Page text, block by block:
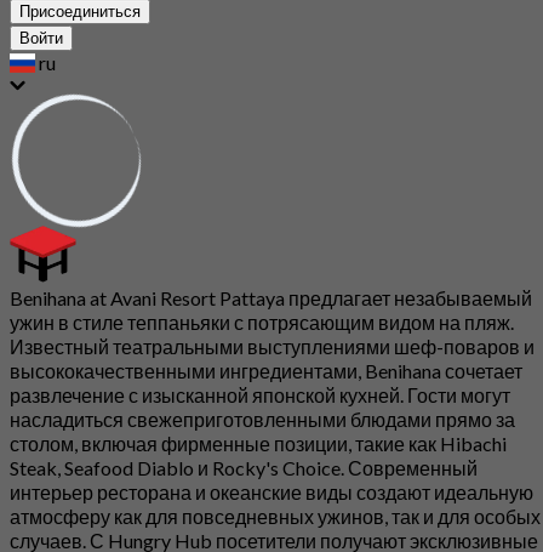
Присоединиться
Войти
ru
Benihana at Avani Resort Pattaya предлагает незабываемый
ужин в стиле теппаньяки с потрясающим видом на пляж.
Известный театральными выступлениями шеф-поваров и
высококачественными ингредиентами, Benihana сочетает
развлечение с изысканной японской кухней. Гости могут
насладиться свежеприготовленными блюдами прямо за
столом, включая фирменные позиции, такие как Hibachi
Steak, Seafood Diablo и Rocky's Choice. Современный
интерьер ресторана и океанские виды создают идеальную
атмосферу как для повседневных ужинов, так и для особых
случаев. С Hungry Hub посетители получают эксклюзивные